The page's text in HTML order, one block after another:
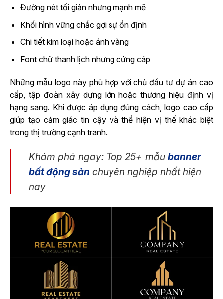
Đường nét tối giản nhưng mạnh mẽ
Khối hình vững chắc gợi sự ổn định
Chi tiết kim loại hoặc ánh vàng
Font chữ thanh lịch nhưng cứng cáp
Những mẫu logo này phù hợp với chủ đầu tư dự án cao
cấp, tập đoàn xây dựng lớn hoặc thương hiệu định vị
hạng sang. Khi được áp dụng đúng cách, logo cao cấp
giúp tạo cảm giác tin cậy và thể hiện vị thế khác biệt
trong thị trường cạnh tranh.
Khám phá ngay: Top 25+ mẫu banner
bất động sản chuyên nghiệp nhất hiện
nay